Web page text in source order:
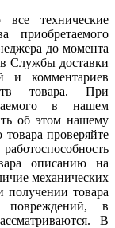
технические
приобретаемого
до момента
Службы доставки
и комментариев
товара. При
в нашем
об этом нашему
проверяйте
описанию на
механических
товара
повреждений, в
В